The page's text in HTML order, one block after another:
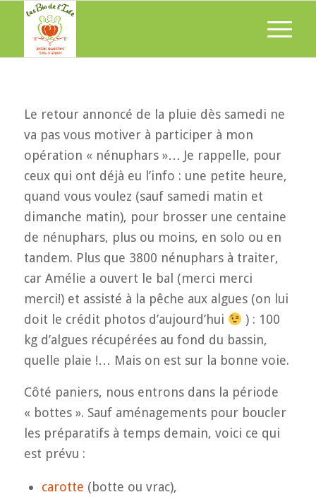
Le retour annoncé de la pluie dès samedi ne
va pas vous motiver à participer à mon
opération « nénuphars »… Je rappelle, pour
ceux qui ont déjà eu l’info : une petite heure,
quand vous voulez (sauf samedi matin et
dimanche matin), pour brosser une centaine
de nénuphars, plus ou moins, en solo ou en
tandem. Plus que 3800 nénuphars à traiter,
car Amélie a ouvert le bal (merci merci
merci!) et assisté à la pêche aux algues (on lui
doit le crédit photos d’aujourd’hui
) : 100
kg d’algues récupérées au fond du bassin,
quelle plaie !… Mais on est sur la bonne voie.
Côté paniers, nous entrons dans la période
« bottes ». Sauf aménagements pour boucler
les préparatifs à temps demain, voici ce qui
est prévu :
carotte (botte ou vrac),